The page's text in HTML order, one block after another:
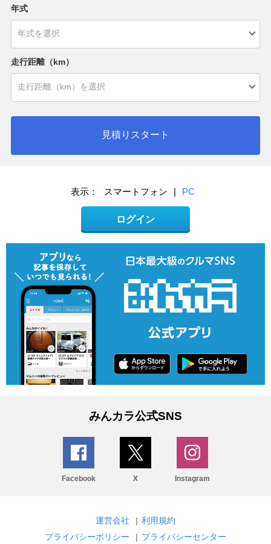
年式
走行距離（km）
見積りスタート
表示： スマートフォン | PC
ログイン
みんカラ公式SNS
Facebook X Instagram
運営会社 | 利用規約
プライバシーポリシー
| プライバシーセンター